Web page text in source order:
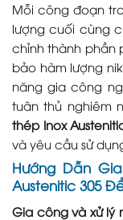
Mỗi công đoạn
lượng cuối cùng
chỉnh thành phần
bảo hàm lượng
năng gia công
tuân thủ nghiêm
thép Inox
và yêu cầu sử
Hướng Dẫn
Austenitic 305
Gia công và xử lý